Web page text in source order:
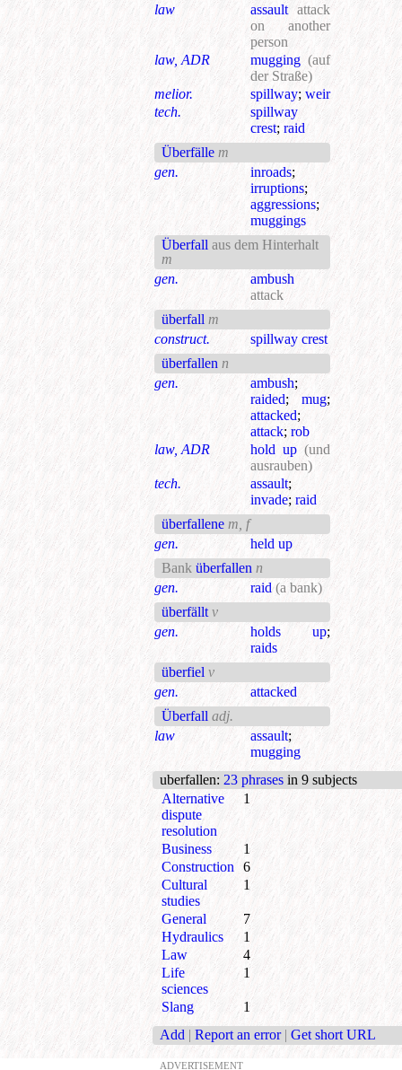
law
assault attack
on another
person
law, ADR
mugging (auf
der Straße)
melior.
spillway; weir
tech.
spillway
crest; raid
Überfälle m
gen.
inroads;
irruptions;
aggressions;
muggings
Überfallaus dem Hinterhalt
m
gen.
ambush
attack
überfall m
construct.
spillway crest
überfallen n
gen.
ambush;
raided; mug;
attacked;
attack; rob
law, ADR
hold up (und
ausrauben)
tech.
assault;
invade; raid
überfallene m, f
gen.
held up
Bank überfallen n
gen.
raid (a bank)
überfällt v
gen.
holds up;
raids
überfiel v
gen.
attacked
Überfall adj.
law
assault;
mugging
uberfallen: 23 phrases in 9 subjects
Alternative
dispute
resolution
1
Business
1
Construction
6
Cultural
studies
1
General
7
Hydraulics
1
Law
4
Life
sciences
1
Slang
1
Add | Report an error | Get short URL
ADVERTISEMENT